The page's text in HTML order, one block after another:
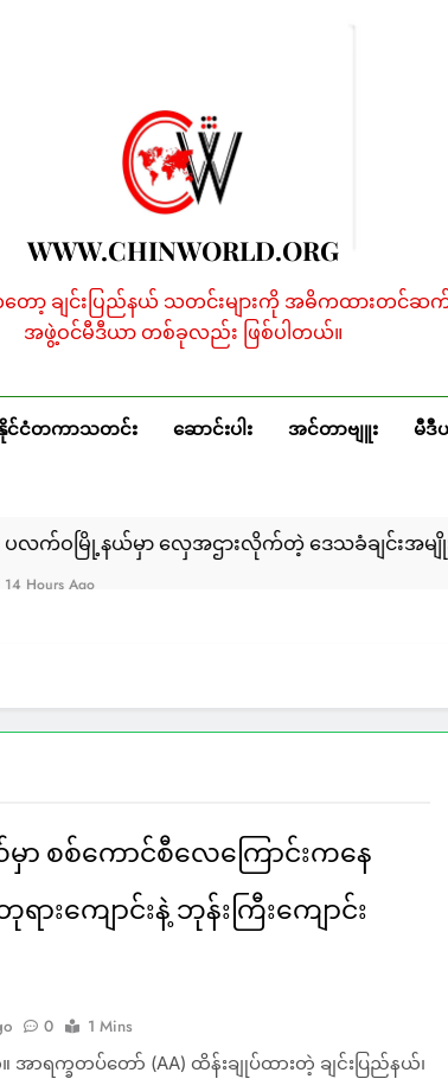
WWW.CHINWORLD.ORG
တော့ ချင်းပြည်နယ် သတင်းများကို အဓိကထားတင်ဆက်န
အဖွဲ့ဝင်မီဒီယာ တစ်ခုလည်း ဖြစ်ပါတယ်။
င်ငံတကာသတင်း ဆောင်းပါး အင်တာဗျူး မီဒီ
လှေအဌားလိုက်တဲ့ ဒေသခံချင်းအမျိုးသား ၄ ဦးကို
စစ်ကောင်စီလေကြောင်းကနေ
ကျောင်းနဲ့ ဘုန်းကြီးကျောင်း
0
1 Mins
အာရက္ခတပ်တော် (AA) ထိန်းချုပ်ထားတဲ့ ချင်းပြည်နယ်၊